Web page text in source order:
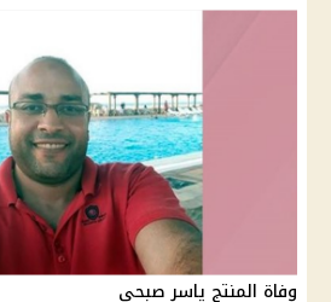
وفاة المنتج ياسر صبحي